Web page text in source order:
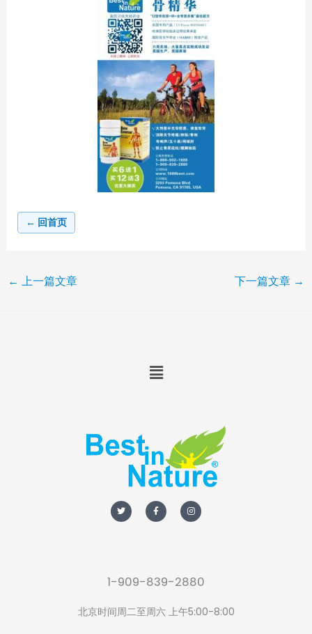
← 回首页
← 上一篇文章 下一篇文章 →
Menu
w
i
t
a
c
e
n
s
t
1-909-839-2880
北京时间周二至周六 上午5:00-8:00